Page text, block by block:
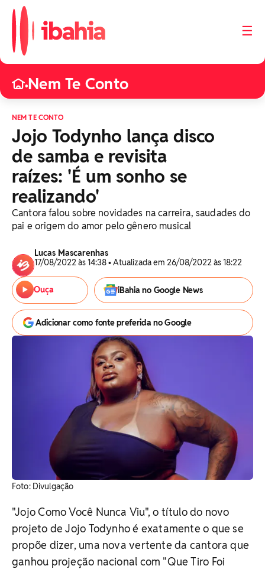
☰
•Nem Te Conto
NEM TE CONTO
Jojo Todynho lança disco
de samba e revisita
raízes: 'É um sonho se
realizando'
Cantora falou sobre novidades na carreira, saudades do
pai e origem do amor pelo gênero musical
Lucas Mascarenhas
17/08/2022 às 14:38 • Atualizada em 26/08/2022 às 18:22
Ouça iBahia no Google News
Adicionar como fonte preferida no Google
Foto: Divulgação
"Jojo Como Você Nunca Viu", o título do novo
projeto de Jojo Todynho é exatamente o que se
propõe dizer, uma nova vertente da cantora que
ganhou projeção nacional com "Que Tiro Foi